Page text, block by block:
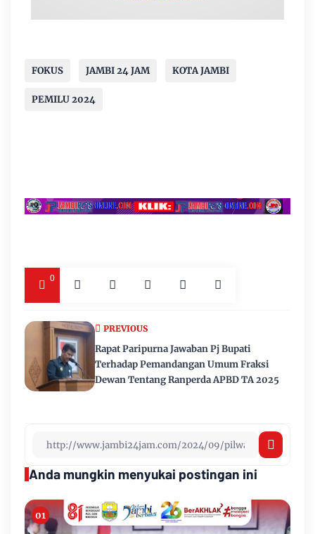
FOKUS JAMBI 24 JAM KOTA JAMBI
PEMILU 2024
0
PREVIOUS
Rapat Paripurna Jawaban Pj Bupati
Terhadap Pemandangan Umum Fraksi
Dewan Tentang Ranperda APBD TA 2025
Anda mungkin menyukai postingan ini